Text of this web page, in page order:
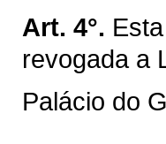
Art. 4°.
revogada a
Palácio do